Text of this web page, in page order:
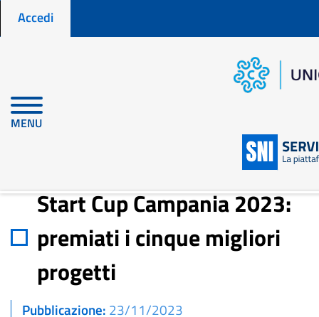
Menu profilo utente
Accedi
MENU
Home
Start Cup Campania 2023: premiati i cinque migliori progetti
Start Cup Campania 2023:
premiati i cinque migliori
progetti
Pubblicazione 23/11/2023